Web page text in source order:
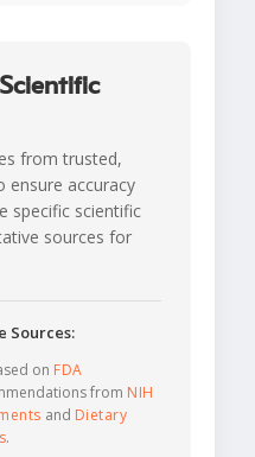
from trusted,
ensure accuracy
specific scientific
sources for
Sources:
on FDA
from NIH
and Dietary
.